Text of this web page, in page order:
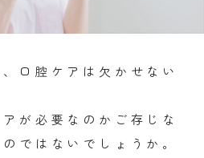
口腔ケアは欠かせない
が必要なのかご存じな
ではないでしょうか。